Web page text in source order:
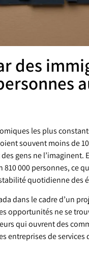
des
les plus
souvent moins de
gens ne l’imaginent.
000 personnes, ce
quotidienne des
dans le cadre d’un
opportunités ne se
qui ouvrent des
entreprises de